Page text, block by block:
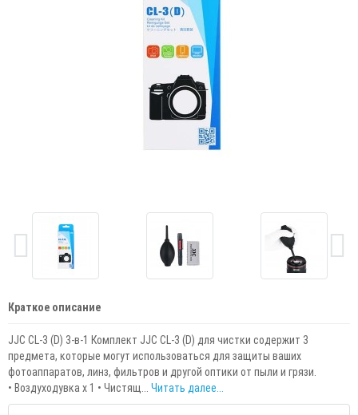
Краткое описание
JJC CL-3 (D) 3-в-1 Комплект JJC CL-3 (D) для чистки содержит 3
предмета, которые могут использоваться для защиты ваших
фотоаппаратов, линз, фильтров и другой оптики от пыли и грязи.
• Воздуходувка х 1 • Чистящ... Читать далее...